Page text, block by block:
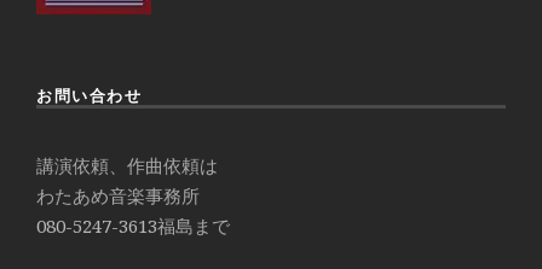
お問い合わせ
講演依頼、作曲依頼は
わたあめ音楽事務所
080-5247-3613福島まで